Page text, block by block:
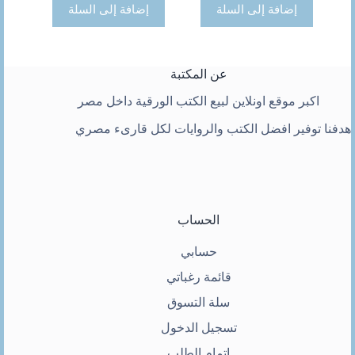
إضافة إلى السلة إضافة إلى السلة
عن المكتبة
اكبر موقع اونلاين لبيع الكتب الورقية داخل مصر
هدفنا توفير افضل الكتب والروايات لكل قارىء مصري
الحساب
حسابي
قائمة رغباتي
سلة التسوق
تسجيل الدخول